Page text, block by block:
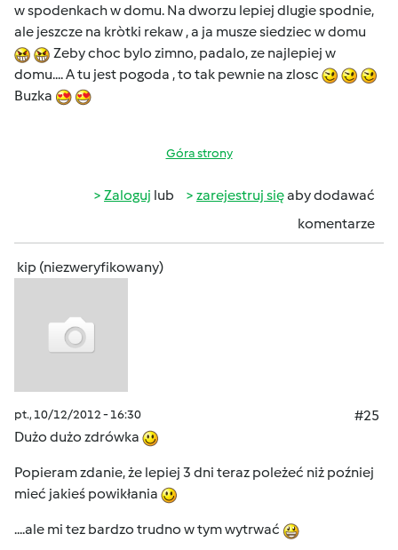
w spodenkach w domu. Na dworzu lepiej dlugie spodnie,
ale jeszcze na kròtki rekaw , a ja musze siedziec w domu
Zeby choc bylo zimno, padalo, ze najlepiej w
domu.... A tu jest pogoda , to tak pewnie na zlosc
Buzka
Góra strony
Zaloguj lub zarejestruj sięaby dodawać
komentarze
kip (niezweryfikowany)
pt., 10/12/2012 - 16:30
#25
Dużo dużo zdrówka
Popieram zdanie, że lepiej 3 dni teraz poleżeć niż poźniej
mieć jakieś powikłania
....ale mi tez bardzo trudno w tym wytrwać